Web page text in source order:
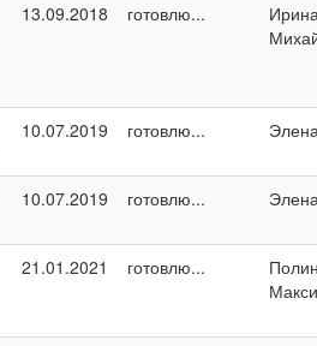
13.09.2018 готовлю...
10.07.2019 готовлю...
10.07.2019 готовлю...
21.01.2021 готовлю...